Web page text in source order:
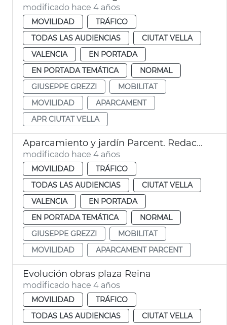
modificado hace 4 años
MOVILIDAD
TRÁFICO
TODAS LAS AUDIENCIAS
CIUTAT VELLA
VALENCIA
EN PORTADA
EN PORTADA TEMÁTICA
NORMAL
GIUSEPPE GREZZI
MOBILITAT
MOVILIDAD
APARCAMENT
APR CIUTAT VELLA
Aparcamiento y jardín Parcent. Redacción del proyecto
modificado hace 4 años
MOVILIDAD
TRÁFICO
TODAS LAS AUDIENCIAS
CIUTAT VELLA
VALENCIA
EN PORTADA
EN PORTADA TEMÁTICA
NORMAL
GIUSEPPE GREZZI
MOBILITAT
MOVILIDAD
APARCAMENT PARCENT
Evolución obras plaza Reina
modificado hace 4 años
MOVILIDAD
TRÁFICO
TODAS LAS AUDIENCIAS
CIUTAT VELLA